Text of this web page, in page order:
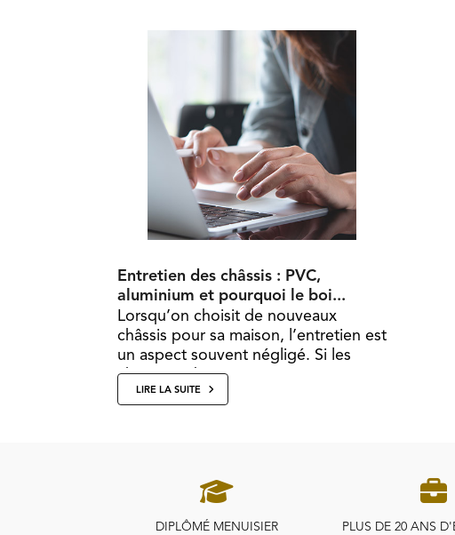
Entretien des châssis : PVC,
aluminium et pourquoi le boi...
Lorsqu’on choisit de nouveaux
châssis pour sa maison, l’entretien est
un aspect souvent négligé. Si les
châssis en bois sont connus pour
nécessiter...
LIRE LA SUITE
DIPLÔMÉ MENUISIER PLUS DE 20 ANS